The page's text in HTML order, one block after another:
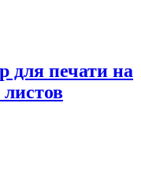
для печати на